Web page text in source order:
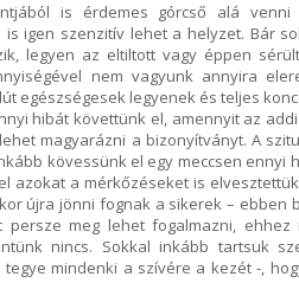
is érdemes górcső alá
is igen szenzitív lehet a helyzet. Bár
legyen az eltiltott vagy éppen
nem vagyunk annyira
egészségesek legyenek és teljes
hibát követtünk el, amennyit az
magyarázni a bizonyítványt. A
kövessünk el egy meccsen ennyi
azokat a mérkőzéseket is
újra jönni fognak a sikerek – ebben
persze meg lehet fogalmazni,
nincs. Sokkal inkább tartsuk
tegye mindenki a szívére a kezét -,